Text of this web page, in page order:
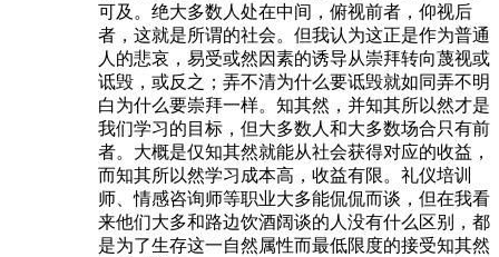
可及。绝大多数人处在中间，俯视前者，仰视后
者，这就是所谓的社会。但我认为这正是作为普通
人的悲哀，易受或然因素的诱导从崇拜转向蔑视或
诋毁，或反之；弄不清为什么要诋毁就如同弄不明
白为什么要崇拜一样。知其然，并知其所以然才是
我们学习的目标，但大多数人和大多数场合只有前
者。大概是仅知其然就能从社会获得对应的收益，
而知其所以然学习成本高，收益有限。礼仪培训
师、情感咨询师等职业大多能侃侃而谈，但在我看
来他们大多和路边饮酒阔谈的人没有什么区别，都
是为了生存这一自然属性而最低限度的接受知其然